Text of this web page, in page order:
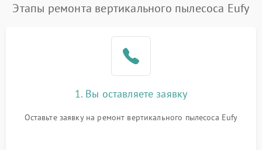
Этапы ремонта вертикального пылесоса Eufy
1. Вы оставляете заявку
Оставьте заявку на ремонт вертикального пылесоса Eufy